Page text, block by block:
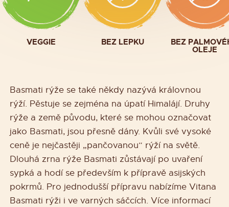
VEGGIE BEZ LEPKU BEZ
OLEJE
Basmati rýže se také někdy nazývá královnou
rýží. Pěstuje se zejména na úpatí Himalájí. Druhy
rýže a země původu, které se mohou označovat
jako Basmati, jsou přesně dány. Kvůli své vysoké
ceně je nejčastěji „pančovanou“ rýží na světě.
Dlouhá zrna rýže Basmati zůstávají po uvaření
sypká a hodí se především k přípravě asijských
pokrmů. Pro jednodušší přípravu nabízíme Vitana
Basmati rýži i ve varných sáčcích. Více informací